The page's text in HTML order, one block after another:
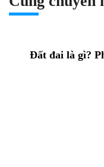
Đất đai là gì?